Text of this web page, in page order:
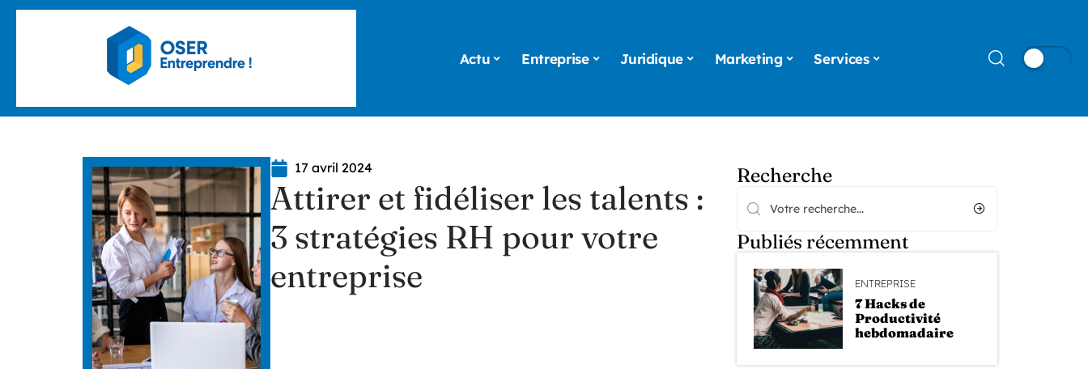
Actu Entreprise Juridique Marketing Services
17 avril 2024
Attirer et fidéliser les talents :
3 stratégies RH pour votre
entreprise
Recherche
Publiés récemment
ENTREPRISE
7 Hacks de
Productivité
hebdomadaire